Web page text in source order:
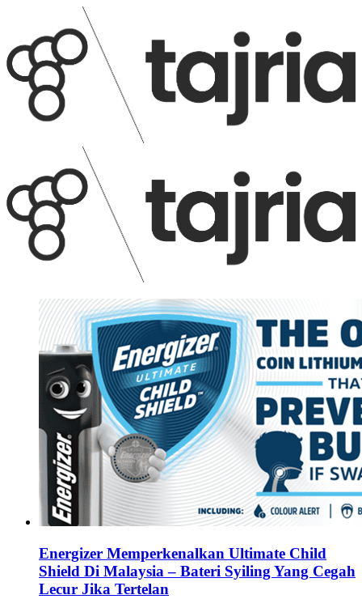
Energizer Memperkenalkan Ultimate Child
Shield Di Malaysia – Bateri Syiling Yang Cegah
Lecur Jika Tertelan